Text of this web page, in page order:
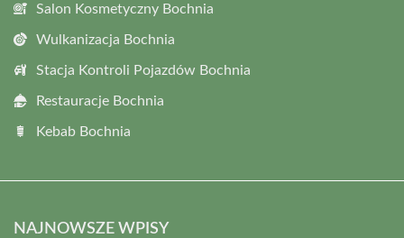
Salon Kosmetyczny Bochnia
Wulkanizacja Bochnia
Stacja Kontroli Pojazdów Bochnia
Restauracje Bochnia
Kebab Bochnia
NAJNOWSZE WPISY